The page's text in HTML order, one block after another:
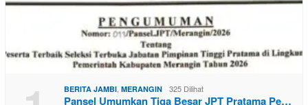
BERITA JAMBI, MERANGIN 325 Dilihat
Pansel Umumkan Tiga Besar JPT Pratama Pe…